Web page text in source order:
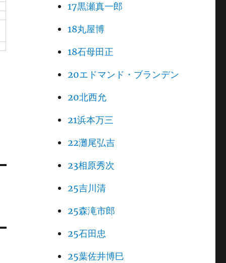
17黒瀬真一郎
18丸屋博
18石母田正
20エドマンド・ブランデン
20北西允
21浜本万三
22灘尾弘吉
23相原秀次
25吉川清
25森滝市郎
25石田忠
25葉佐井博巳